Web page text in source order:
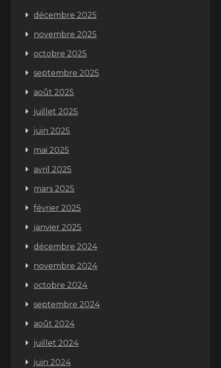
décembre 2025
novembre 2025
octobre 2025
septembre 2025
août 2025
juillet 2025
juin 2025
mai 2025
avril 2025
mars 2025
février 2025
janvier 2025
décembre 2024
novembre 2024
octobre 2024
septembre 2024
août 2024
juillet 2024
juin 2024